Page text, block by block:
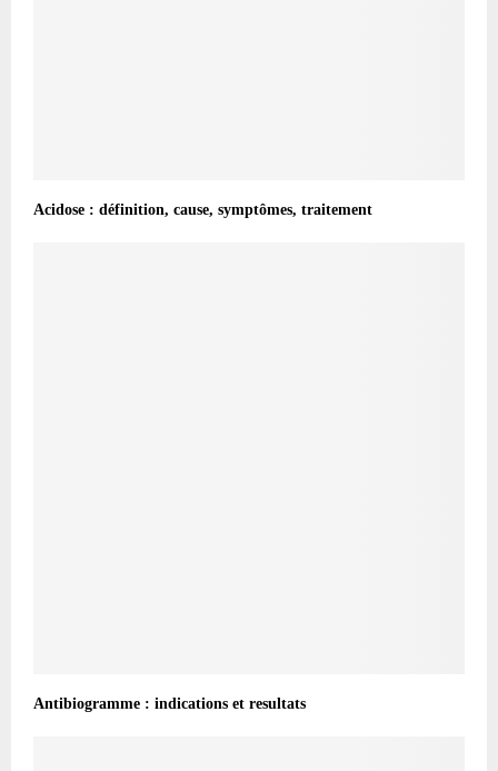
Acidose : définition, cause, symptômes, traitement
Antibiogramme : indications et resultats